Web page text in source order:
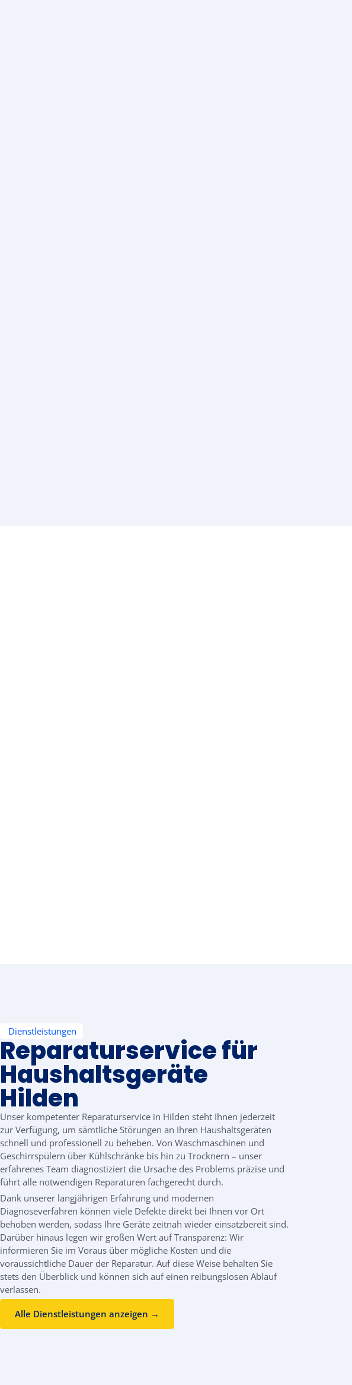
Dienstleistungen
Reparaturservice für
Haushaltsgeräte
Hilden
Unser kompetenter Reparaturservice in Hilden steht Ihnen jederzeit
zur Verfügung, um sämtliche Störungen an Ihren Haushaltsgeräten
schnell und professionell zu beheben. Von Waschmaschinen und
Geschirrspülern über Kühlschränke bis hin zu Trocknern – unser
erfahrenes Team diagnostiziert die Ursache des Problems präzise und
führt alle notwendigen Reparaturen fachgerecht durch.
Dank unserer langjährigen Erfahrung und modernen
Diagnoseverfahren können viele Defekte direkt bei Ihnen vor Ort
behoben werden, sodass Ihre Geräte zeitnah wieder einsatzbereit sind.
Darüber hinaus legen wir großen Wert auf Transparenz: Wir
informieren Sie im Voraus über mögliche Kosten und die
voraussichtliche Dauer der Reparatur. Auf diese Weise behalten Sie
stets den Überblick und können sich auf einen reibungslosen Ablauf
verlassen.
Alle Dienstleistungen anzeigen →